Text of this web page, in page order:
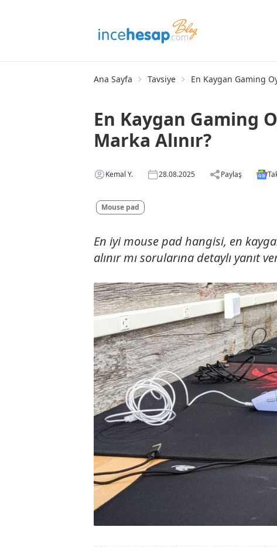
Ana Sayfa Tavsiye En Kaygan Gaming
En Kaygan Gaming
Marka Alınır?
Kemal Y. 28.08.2025 Paylaş
Mouse pad
En iyi mouse pad hangisi, en
alınır mı sorularına detaylı yanıt